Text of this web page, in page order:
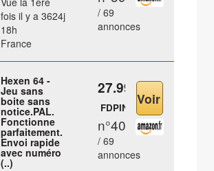
fois il y a 3624j
18h
France
/ 69
annonces
Hexen 64 -
Jeu sans
boite sans
notice.PAL.
Fonctionne
parfaitement.
Envoi rapide
avec numéro
(..)
27.99 €
FDPIN
n°40
/ 69
annonces